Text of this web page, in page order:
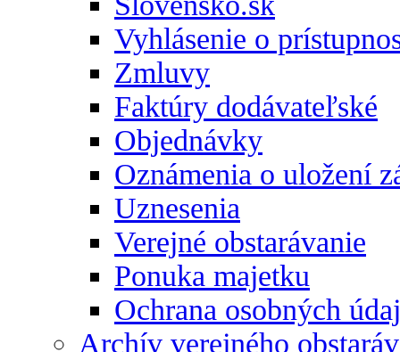
Vyhlásenie o
Zmluvy
Faktúry dodávateľské
Objednávky
Oznámenia o uložení
Uznesenia
Verejné obstarávanie
Ponuka majetku
Ochrana osobných
Archív verejného